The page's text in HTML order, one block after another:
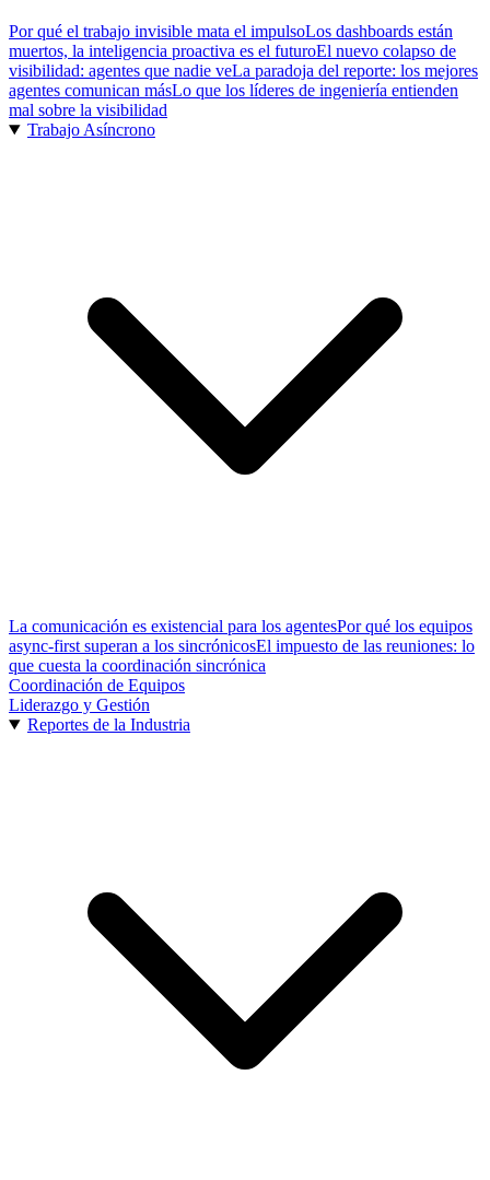
Por qué el trabajo invisible mata el impulsoLos dashboards están
muertos, la inteligencia proactiva es el futuroEl nuevo colapso de
visibilidad: agentes que nadie veLa paradoja del reporte: los mejores
agentes comunican másLo que los líderes de ingeniería entienden
mal sobre la visibilidad
Trabajo Asíncrono
La comunicación es existencial para los agentesPor qué los equipos
async-first superan a los sincrónicosEl impuesto de las reuniones: lo
que cuesta la coordinación sincrónica
Coordinación de Equipos
Liderazgo y Gestión
Reportes de la Industria